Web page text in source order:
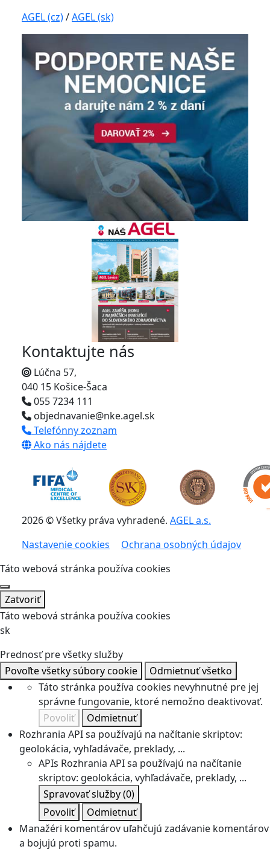
AGEL (cz)/AGEL (sk)
Kontaktujte nás
Lúčna 57,
040 15 Košice-Šaca
055 7234 111
objednavanie@nke.agel.sk
Telefónny zoznam
Ako nás nájdete
2026 © Všetky práva vyhradené. AGEL a.s.
Nastavenie cookies
Ochrana osobných údajov
Táto webová stránka používa cookies
Zatvoriť
Táto webová stránka používa cookies
sk
Prednosť pre všetky služby
Povoľte všetky súbory cookie
Odmietnuť všetko
Táto stránka používa cookies nevyhnutné pre jej
správne fungovanie, ktoré nemožno deaktivovať.
Povoliť
Odmietnuť
Rozhrania API sa používajú na načítanie skriptov:
geolokácia, vyhľadávače, preklady, ...
APIs Rozhrania API sa používajú na načítanie
skriptov: geolokácia, vyhľadávače, preklady, ...
Spravovať služby(0)
Povoliť
Odmietnuť
Manažéri komentárov uľahčujú zadávanie komentárov
a bojujú proti spamu.